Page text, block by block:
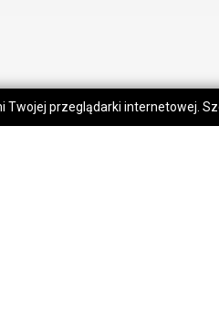
przeglądarki internetowej.